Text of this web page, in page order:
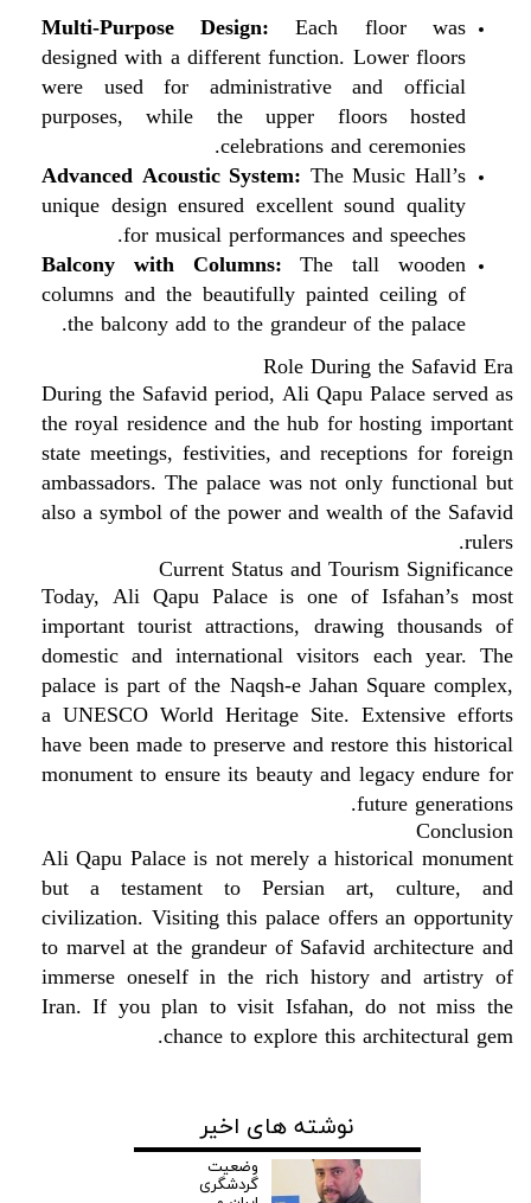
Multi-Purpose Design: Each floor was
designed with a different function. Lower floors
were used for administrative and official
purposes, while the upper floors hosted
celebrations and ceremonies.
Advanced Acoustic System: The Music Hall’s
unique design ensured excellent sound quality
for musical performances and speeches.
Balcony with Columns: The tall wooden
columns and the beautifully painted ceiling of
the balcony add to the grandeur of the palace.
Role During the Safavid Era
During the Safavid period, Ali Qapu Palace served as
the royal residence and the hub for hosting important
state meetings, festivities, and receptions for foreign
ambassadors. The palace was not only functional but
also a symbol of the power and wealth of the Safavid
rulers.
Current Status and Tourism Significance
Today, Ali Qapu Palace is one of Isfahan’s most
important tourist attractions, drawing thousands of
domestic and international visitors each year. The
palace is part of the Naqsh-e Jahan Square complex,
a UNESCO World Heritage Site. Extensive efforts
have been made to preserve and restore this historical
monument to ensure its beauty and legacy endure for
future generations.
Conclusion
Ali Qapu Palace is not merely a historical monument
but a testament to Persian art, culture, and
civilization. Visiting this palace offers an opportunity
to marvel at the grandeur of Safavid architecture and
immerse oneself in the rich history and artistry of
Iran. If you plan to visit Isfahan, do not miss the
chance to explore this architectural gem.
نوشته های اخیر
وضعیت
گردشگری